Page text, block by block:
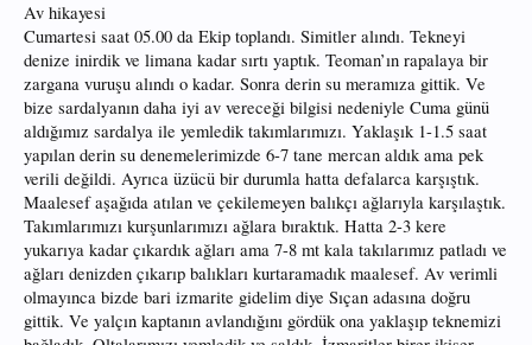
Av hikayesi
Cumartesi saat 05.00 da Ekip toplandı. Simitler alındı. Tekneyi
denize inirdik ve limana kadar sırtı yaptık. Teoman’ın rapalaya bir
zargana vuruşu alındı o kadar. Sonra derin su meramıza gittik. Ve
bize sardalyanın daha iyi av vereceği bilgisi nedeniyle Cuma günü
aldığımız sardalya ile yemledik takımlarımızı. Yaklaşık 1-1.5 saat
yapılan derin su denemelerimizde 6-7 tane mercan aldık ama pek
verili değildi. Ayrıca üzücü bir durumla hatta defalarca karşıştık.
Maalesef aşağıda atılan ve çekilemeyen balıkçı ağlarıyla karşılaştık.
Takımlarımızı kurşunlarımızı ağlara bıraktık. Hatta 2-3 kere
yukarıya kadar çıkardık ağları ama 7-8 mt kala takılarımız patladı ve
ağları denizden çıkarıp balıkları kurtaramadık maalesef. Av verimli
olmayınca bizde bari izmarite gidelim diye Sıçan adasına doğru
gittik. Ve yalçın kaptanın avlandığını gördük ona yaklaşıp teknemizi